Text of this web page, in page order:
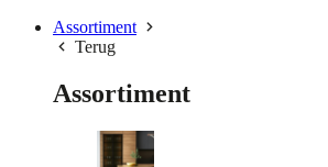
Assortiment
Terug
Assortiment